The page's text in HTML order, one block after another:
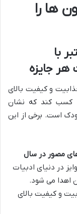
ها را
با
هر جایزه
و کیفیت بالای
کسب کند که نشان
است. برخی از این
های مصور در سال
در دنیای ادبیات
اهدا می شود.
و کیفیت بالای